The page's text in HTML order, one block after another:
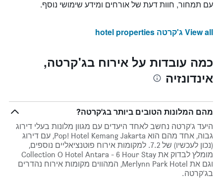
עם תמחור, חוות דעת של אורחים ומידע שימושי נוסף.
View all ג'קרטה hotel properties
כמה עובדות על אירוח בג'קרטה,
אינדונזיה
מהם המלונות הטובים ביותר בג'קרטה?
היעד ג'קרטה נחשב לאחד היעדים עם מגוון מלונות בעלי דירוג
גבוה, אחד מהם הוא Pop! Hotel Kemang Jakarta, עם דירוג
(נכון לעכשיו) של 7.2. למקומות אירוח פוטנציאליים נוספים,
מומלץ לבדוק את Collection O Hotel Antara - 6 Hour Stay
וגם את Merlynn Park Hotel, המהווים מקומות אירוח נהדרים
בג'קרטה.